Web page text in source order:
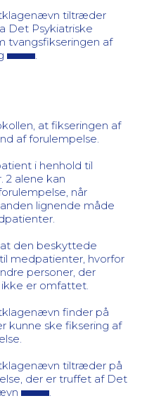
tiltræder
Det Psykiatriske
tvangsfikseringen af
at fikseringen af
af forulempelse.
i henhold til
2 alene kan
når
lignende måde
den beskyttede
medpatienter, hvorfor
personer, der
er omfattet.
finder på
kunne ske fiksering af
tiltræder på
der er truffet af Det